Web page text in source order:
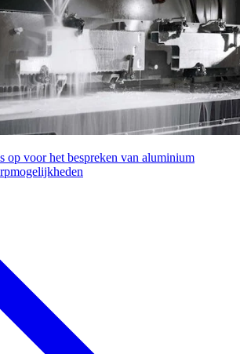
op voor het bespreken van aluminium